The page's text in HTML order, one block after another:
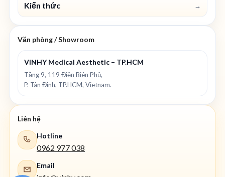
Kiến thức →
Văn phòng / Showroom
VINHY Medical Aesthetic – TP.HCM
Tầng 9, 119 Điện Biên Phủ,
P. Tân Định, TP.HCM, Vietnam.
Liên hệ
Hotline
0962 977 038
Email